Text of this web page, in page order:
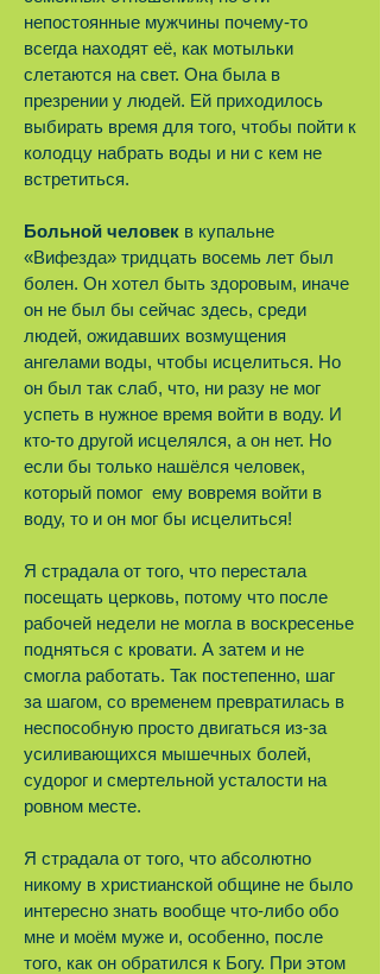
непостоянные мужчины почему-то
всегда находят её, как мотыльки
слетаются на свет. Она была в
презрении у людей. Ей приходилось
выбирать время для того, чтобы пойти к
колодцу набрать воды и ни с кем не
встретиться.
Больной человек в купальне
«Вифезда» тридцать восемь лет был
болен. Он хотел быть здоровым, иначе
он не был бы сейчас здесь, среди
людей, ожидавших возмущения
ангелами воды, чтобы исцелиться. Но
он был так слаб, что, ни разу не мог
успеть в нужное время войти в воду. И
кто-то другой исцелялся, а он нет. Но
если бы только нашёлся человек,
который помог ему вовремя войти в
воду, то и он мог бы исцелиться!
Я страдала от того, что перестала
посещать церковь, потому что после
рабочей недели не могла в воскресенье
подняться с кровати. А затем и не
смогла работать. Так постепенно, шаг
за шагом, со временем превратилась в
неспособную просто двигаться из-за
усиливающихся мышечных болей,
судорог и смертельной усталости на
ровном месте.
Я страдала от того, что абсолютно
никому в христианской общине не было
интересно знать вообще что-либо обо
мне и моём муже и, особенно, после
того, как он обратился к Богу. При этом